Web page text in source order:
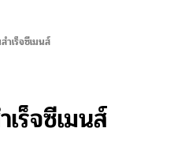
เร็จซีเมนส์
ร็จซีเมนส์